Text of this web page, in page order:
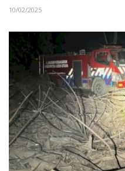
10/02/2025